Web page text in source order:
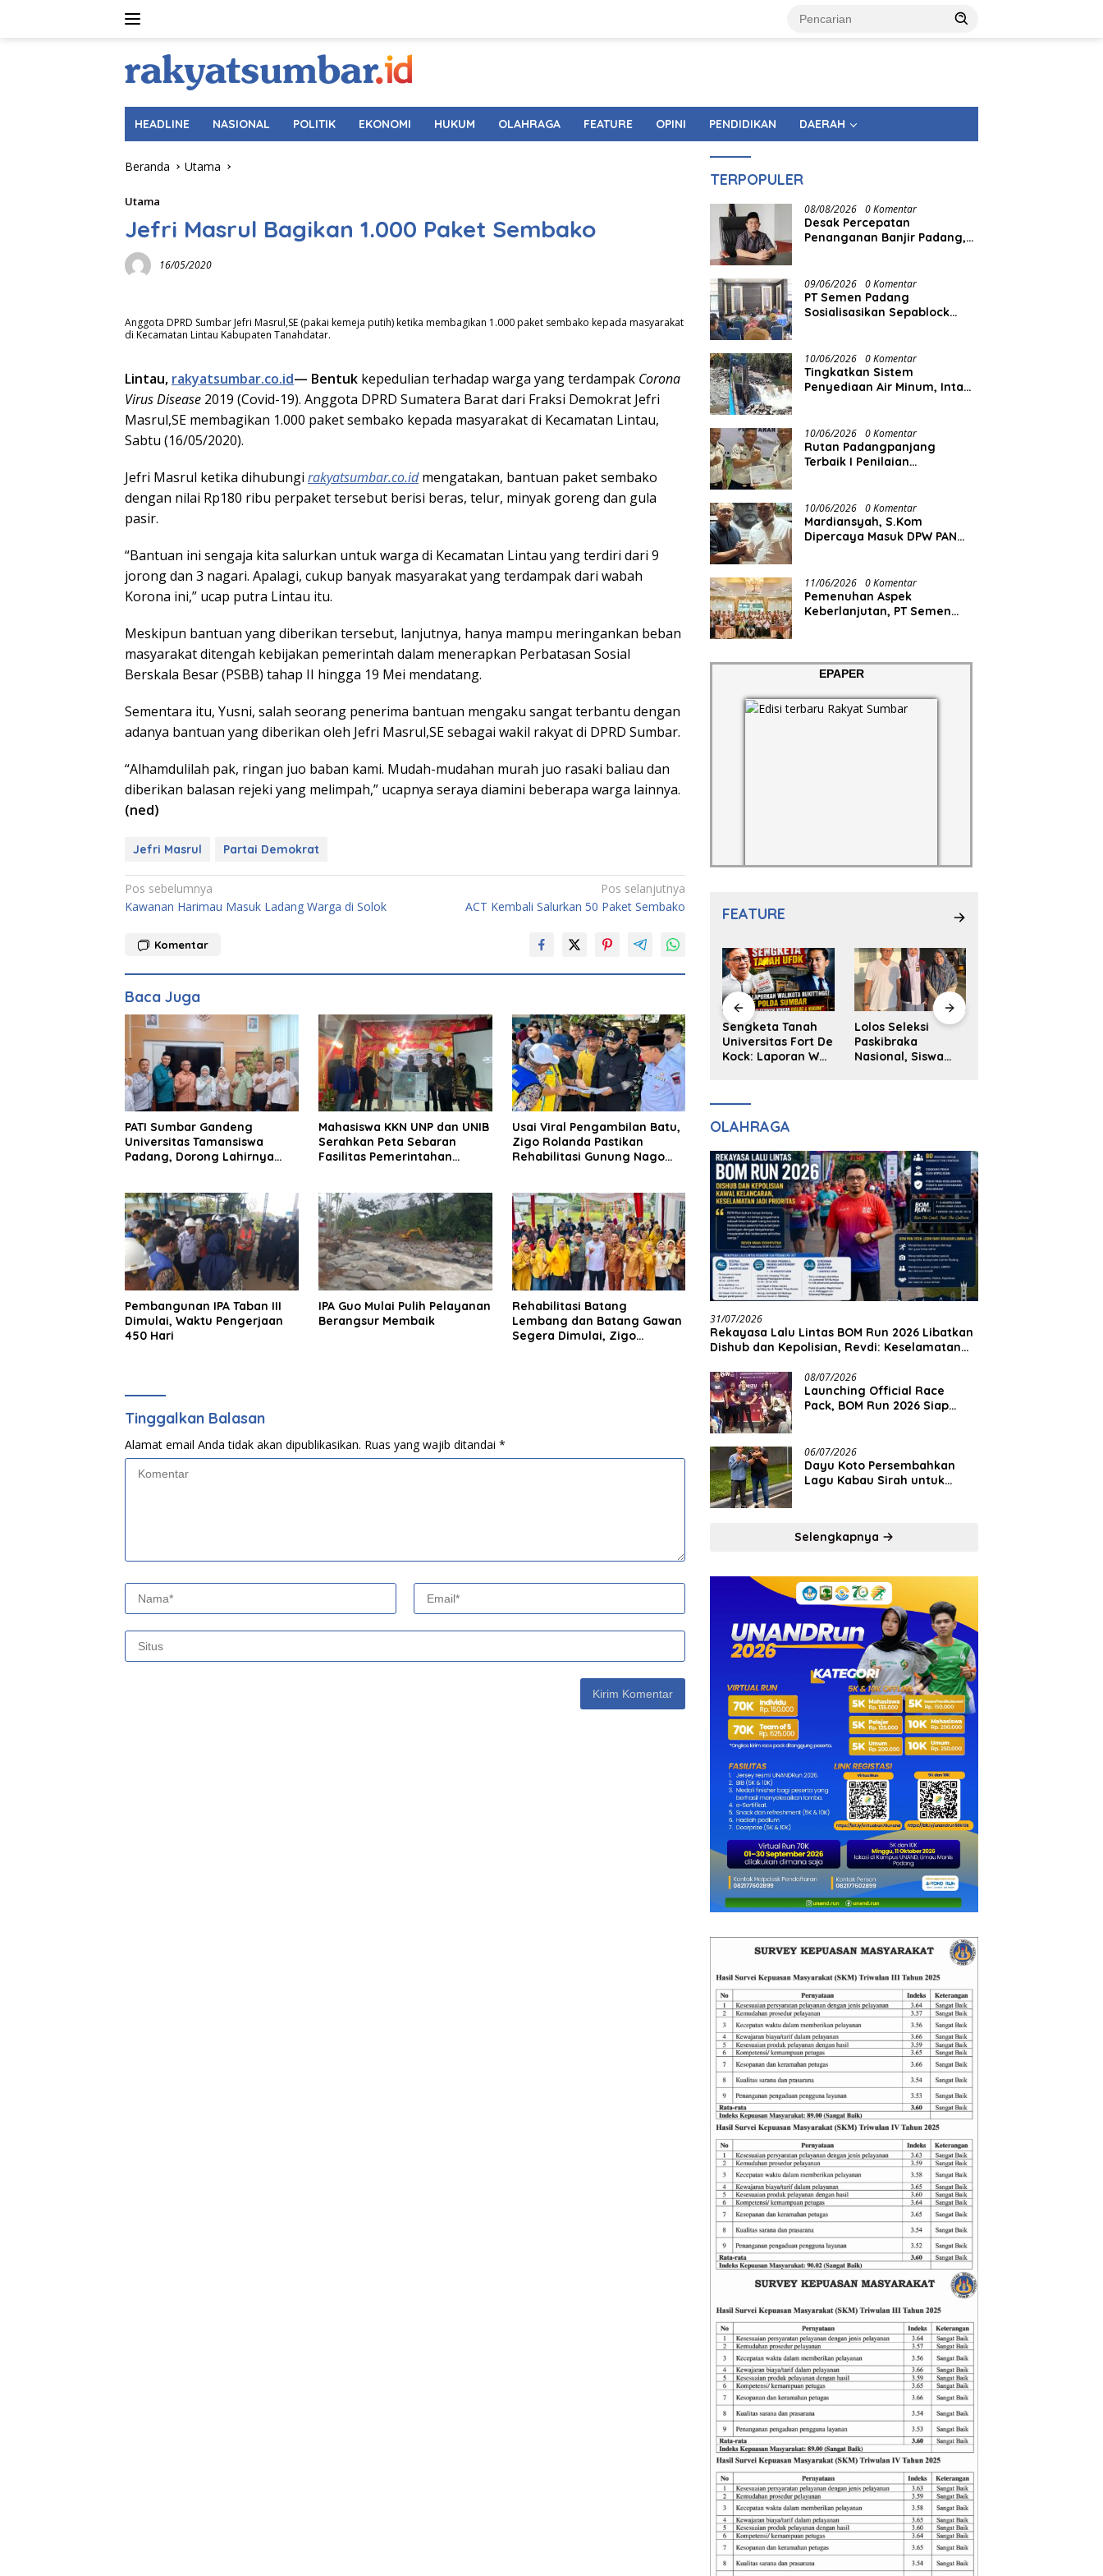
HEADLINE NASIONAL POLITIK EKONOMI HUKUM OLAHRAGA FEATURE OPINI PENDIDIKAN DAERAH
Beranda Utama
Utama
Jefri Masrul Bagikan 1.000 Paket Sembako
16/05/2020
Anggota DPRD Sumbar Jefri Masrul,SE (pakai kemeja putih) ketika membagikan 1.000 paket sembako kepada masyarakat
di Kecamatan Lintau Kabupaten Tanahdatar.
Lintau, rakyatsumbar.co.id— Bentuk kepedulian terhadap warga yang terdampak Corona
Virus Disease 2019 (Covid-19). Anggota DPRD Sumatera Barat dari Fraksi Demokrat Jefri
Masrul,SE membagikan 1.000 paket sembako kepada masyarakat di Kecamatan Lintau,
Sabtu (16/05/2020).
Jefri Masrul ketika dihubungi rakyatsumbar.co.idmengatakan, bantuan paket sembako
dengan nilai Rp180 ribu perpaket tersebut berisi beras, telur, minyak goreng dan gula
pasir.
“Bantuan ini sengaja kita salurkan untuk warga di Kecamatan Lintau yang terdiri dari 9
jorong dan 3 nagari. Apalagi, cukup banyak masyarakat yang terdampak dari wabah
Korona ini,” ucap putra Lintau itu.
Meskipun bantuan yang diberikan tersebut, lanjutnya, hanya mampu meringankan beban
masyarakat ditengah kebijakan pemerintah dalam menerapkan Perbatasan Sosial
Berskala Besar (PSBB) tahap II hingga 19 Mei mendatang.
Sementara itu, Yusni, salah seorang penerima bantuan mengaku sangat terbantu dengan
adanya bantuan yang diberikan oleh Jefri Masrul,SE sebagai wakil rakyat di DPRD Sumbar.
“Alhamdulilah pak, ringan juo baban kami. Mudah-mudahan murah juo rasaki baliau dan
diberikan balasan rejeki yang melimpah,” ucapnya seraya diamini beberapa warga lainnya.
(ned)
Jefri Masrul Partai Demokrat
Navigasi
pos
Pos sebelumnya
Kawanan Harimau Masuk Ladang Warga di Solok
Pos selanjutnya
ACT Kembali Salurkan 50 Paket Sembako
Komentar
Baca Juga
PATI Sumbar Gandeng
Universitas Tamansiswa
Padang, Dorong Lahirnya
Mahasiswa KKN UNP dan UNIB
Serahkan Peta Sebaran
Fasilitas Pemerintahan
Usai Viral Pengambilan Batu,
Zigo Rolanda Pastikan
Rehabilitasi Gunung Nago
Pembangunan IPA Taban III
Dimulai, Waktu Pengerjaan
450 Hari
IPA Guo Mulai Pulih Pelayanan
Berangsur Membaik
Rehabilitasi Batang
Lembang dan Batang Gawan
Segera Dimulai, Zigo
Tinggalkan Balasan
Alamat email Anda tidak akan dipublikasikan. Ruas yang wajib ditandai *
TERPOPULER
08/08/2026 0 Komentar
Desak Percepatan
Penanganan Banjir Padang,
Kertas
09/06/2026 0 Komentar
PT Semen Padang
Sosialisasikan Sepablock
Panjang
10/06/2026 0 Komentar
Tingkatkan Sistem
Penyediaan Air Minum, Intake
10/06/2026 0 Komentar
Rutan Padangpanjang
Terbaik I Penilaian
10/06/2026 0 Komentar
Mardiansyah, S.Kom
Dipercaya Masuk DPW PAN
11/06/2026 0 Komentar
Pemenuhan Aspek
Keberlanjutan, PT Semen
EPAPER
FEATURE
Launching Buku
Antologi Puisi
Padangpanjang
999 Karya
Sulaiman Juned:
Memungut
Kenangan Masa
Lalu untuk Masa
Depan
Diskusi Komunitas
Penulis Minang:
Rumus Sederhana
Menulis Bahasa
Minang
Redupnya Tren
Batu Akik di Kota
Padang, Pedagang
dan Pengrajin
Tetap Bertahan
dengan Kualitas
dan Pelayanan
Sengketa Tanah
Universitas Fort De
Kock: Laporan Wali
Harapan Akan
Lolos Seleksi
Paskibraka
Nasional, Siswa
OLAHRAGA
31/07/2026
Rekayasa Lalu Lintas BOM Run 2026 Libatkan
Dishub dan Kepolisian, Revdi: Keselamatan
08/07/2026
Launching Official Race
Pack, BOM Run 2026 Siap
06/07/2026
Dayu Koto Persembahkan
Lagu Kabau Sirah untuk
Selengkapnya